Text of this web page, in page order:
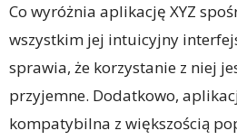
Co wyróżnia aplikację XYZ
wszystkim jej intuicyjny
sprawia, że korzystanie z niej
przyjemne. Dodatkowo,
kompatybilna z większością